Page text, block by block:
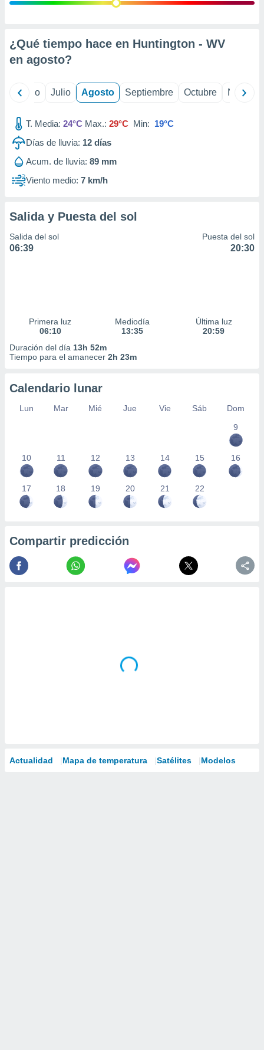
e
mediante
de
1199
¿Qué tiempo hace en Huntington - WV
en agosto?
Junio Julio Agosto Septiembre Octubre
T. Media: 24°C Max.: 29°C Min: 19°C
Días de lluvia: 12 días
Acum. de lluvia: 89 mm
Viento medio: 7 km/h
Salida y Puesta del sol
Salida del sol
06:39
Puesta del sol
20:30
Primera luz
06:10
Mediodía
13:35
Última luz
20:59
Duración del día 13h 52m
Tiempo para el amanecer 2h 23m
Calendario lunar
Lun Mar Mié Jue Vie Sáb
Dom
9
10 11 12 13 14 15 16
17 18 19 20 21 22
Compartir predicción
Actualidad Mapa de temperatura Satélites Modelos